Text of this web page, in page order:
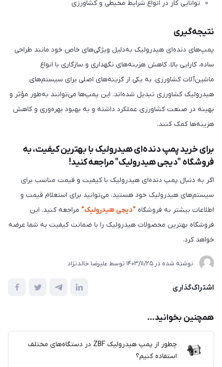
توانایی کار در انواع شرایط محیطی و کشاورزی
نتیجه‌گیری
پمپ‌های دنده‌ای هیدرولیک به‌دلیل ویژگی‌های خاص خود مانند طراحی
ساده، کارایی بالا، کاهش هزینه‌های نگهداری و سازگاری با انواع
ماشین‌آلات کشاورزی، به یکی از گزینه‌های اصلی برای سیستم‌های
هیدرولیک کشاورزی تبدیل شده‌اند. این پمپ‌ها می‌توانند به‌طور مؤثر و
بهینه در صنعت کشاورزی عملکرد داشته و به بهبود بهره‌وری و کاهش
هزینه‌ها کمک کنند.
برای خرید پمپ دنده‌ای هیدرولیک با بهترین کیفیت، به
فروشگاه "دیجی هیدرولیک" مراجعه کنید!
اگر به دنبال پمپ دنده‌ای هیدرولیک با کیفیت و قیمت مناسب برای
سیستم‌های هیدرولیک خود هستید، می‌توانید برای استعلام قیمت و
اطلاعات بیشتر به فروشگاه "دیجی هیدرولیک" مراجعه کنید. این
فروشگاه بهترین محصولات هیدرولیک را با ضمانت کیفیت به شما عرضه
خواهد کرد.
نوشته شده در 1403/11/25 توسط علیرضا خالدنژاد
اشتراک‌گذاری
همچنین بخوانید...
چطور از پمپ هیدرولیک ZBF در دستگاه‌های مختلف
استفاده کنیم؟